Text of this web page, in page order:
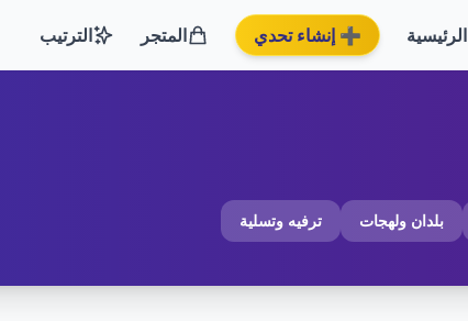
الرئيسية ➕ إنشاء تحدي المتجر الترتيب
بلدان ولهجات ترفيه وتسلية